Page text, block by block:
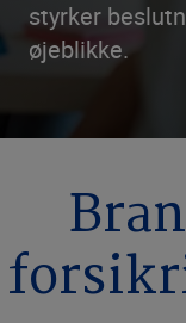
styrker
øjeblikke.